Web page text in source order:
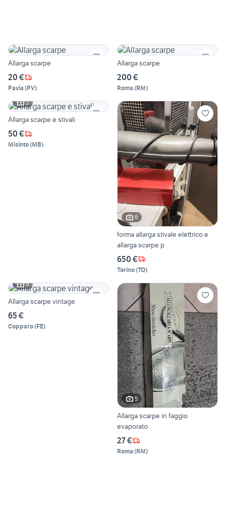
Allarga scarpe
20 €
Pavia (PV)
Allarga scarpe
200 €
Roma (RM)
2
Allarga scarpe e stivali
50 €
Misinto(MB)
6
forma allarga stivale elettrico e
allarga scarpe p
650 €
Torino(TO)
5
Allarga scarpe vintage
65 €
Copparo(FE)
5
Allarga scarpe in faggio
evaporato
27 €
Roma (RM)